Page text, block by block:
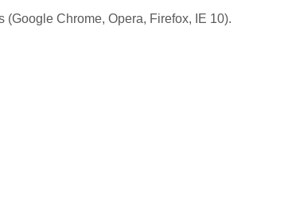
Chrome, Opera, Firefox, IE 10).